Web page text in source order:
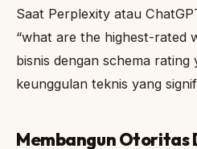
Saat Perplexity atau
“what are the highest-rated
bisnis dengan schema
keunggulan teknis yang
Membangun Otoritas